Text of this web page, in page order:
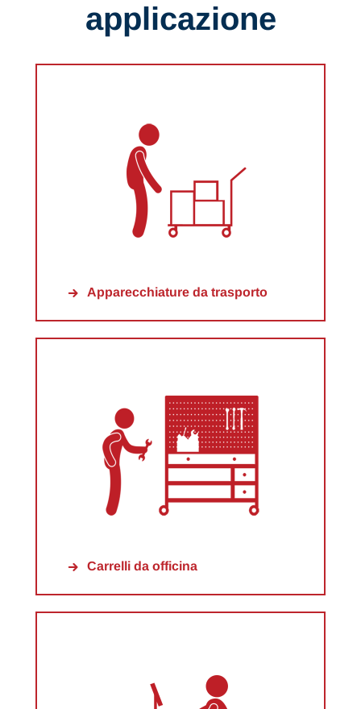
applicazione
Apparecchiature da trasporto
Carrelli da officina